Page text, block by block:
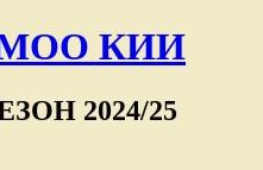
2024/25